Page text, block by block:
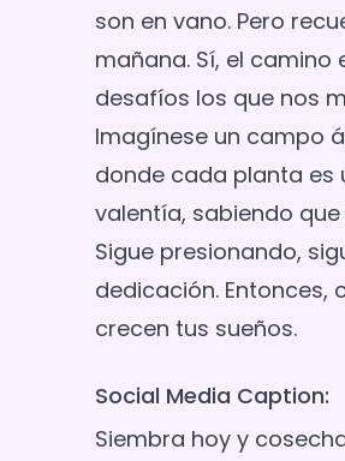
son en vano. Pero
mañana. Sí, el
desafíos los que nos
Imagínese un campo
donde cada planta es
valentía, sabiendo
Sigue presionando,
dedicación. Entonces,
crecen tus sueños.
Social Media Caption:
Siembra hoy y